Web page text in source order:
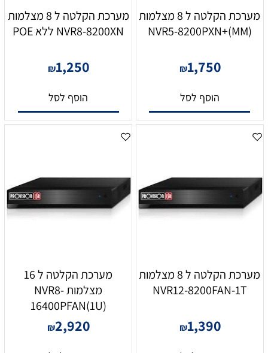
מערכת הקלטה ל 8 מצלמות
NVR5-8200PXN+(MM)
₪1,750
הוסף לסל
מערכת הקלטה ל 8 מצלמות
NVR8-8200XN ללא POE
₪1,250
הוסף לסל
מערכת הקלטה ל 8 מצלמות
NVR12-8200FAN-1T
₪1,390
מערכת הקלטה ל 16
מצלמות NVR8-
16400PFAN(1U)
₪2,920